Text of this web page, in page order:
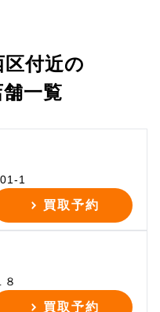
付近の
一覧
1
買取予約
買取予約